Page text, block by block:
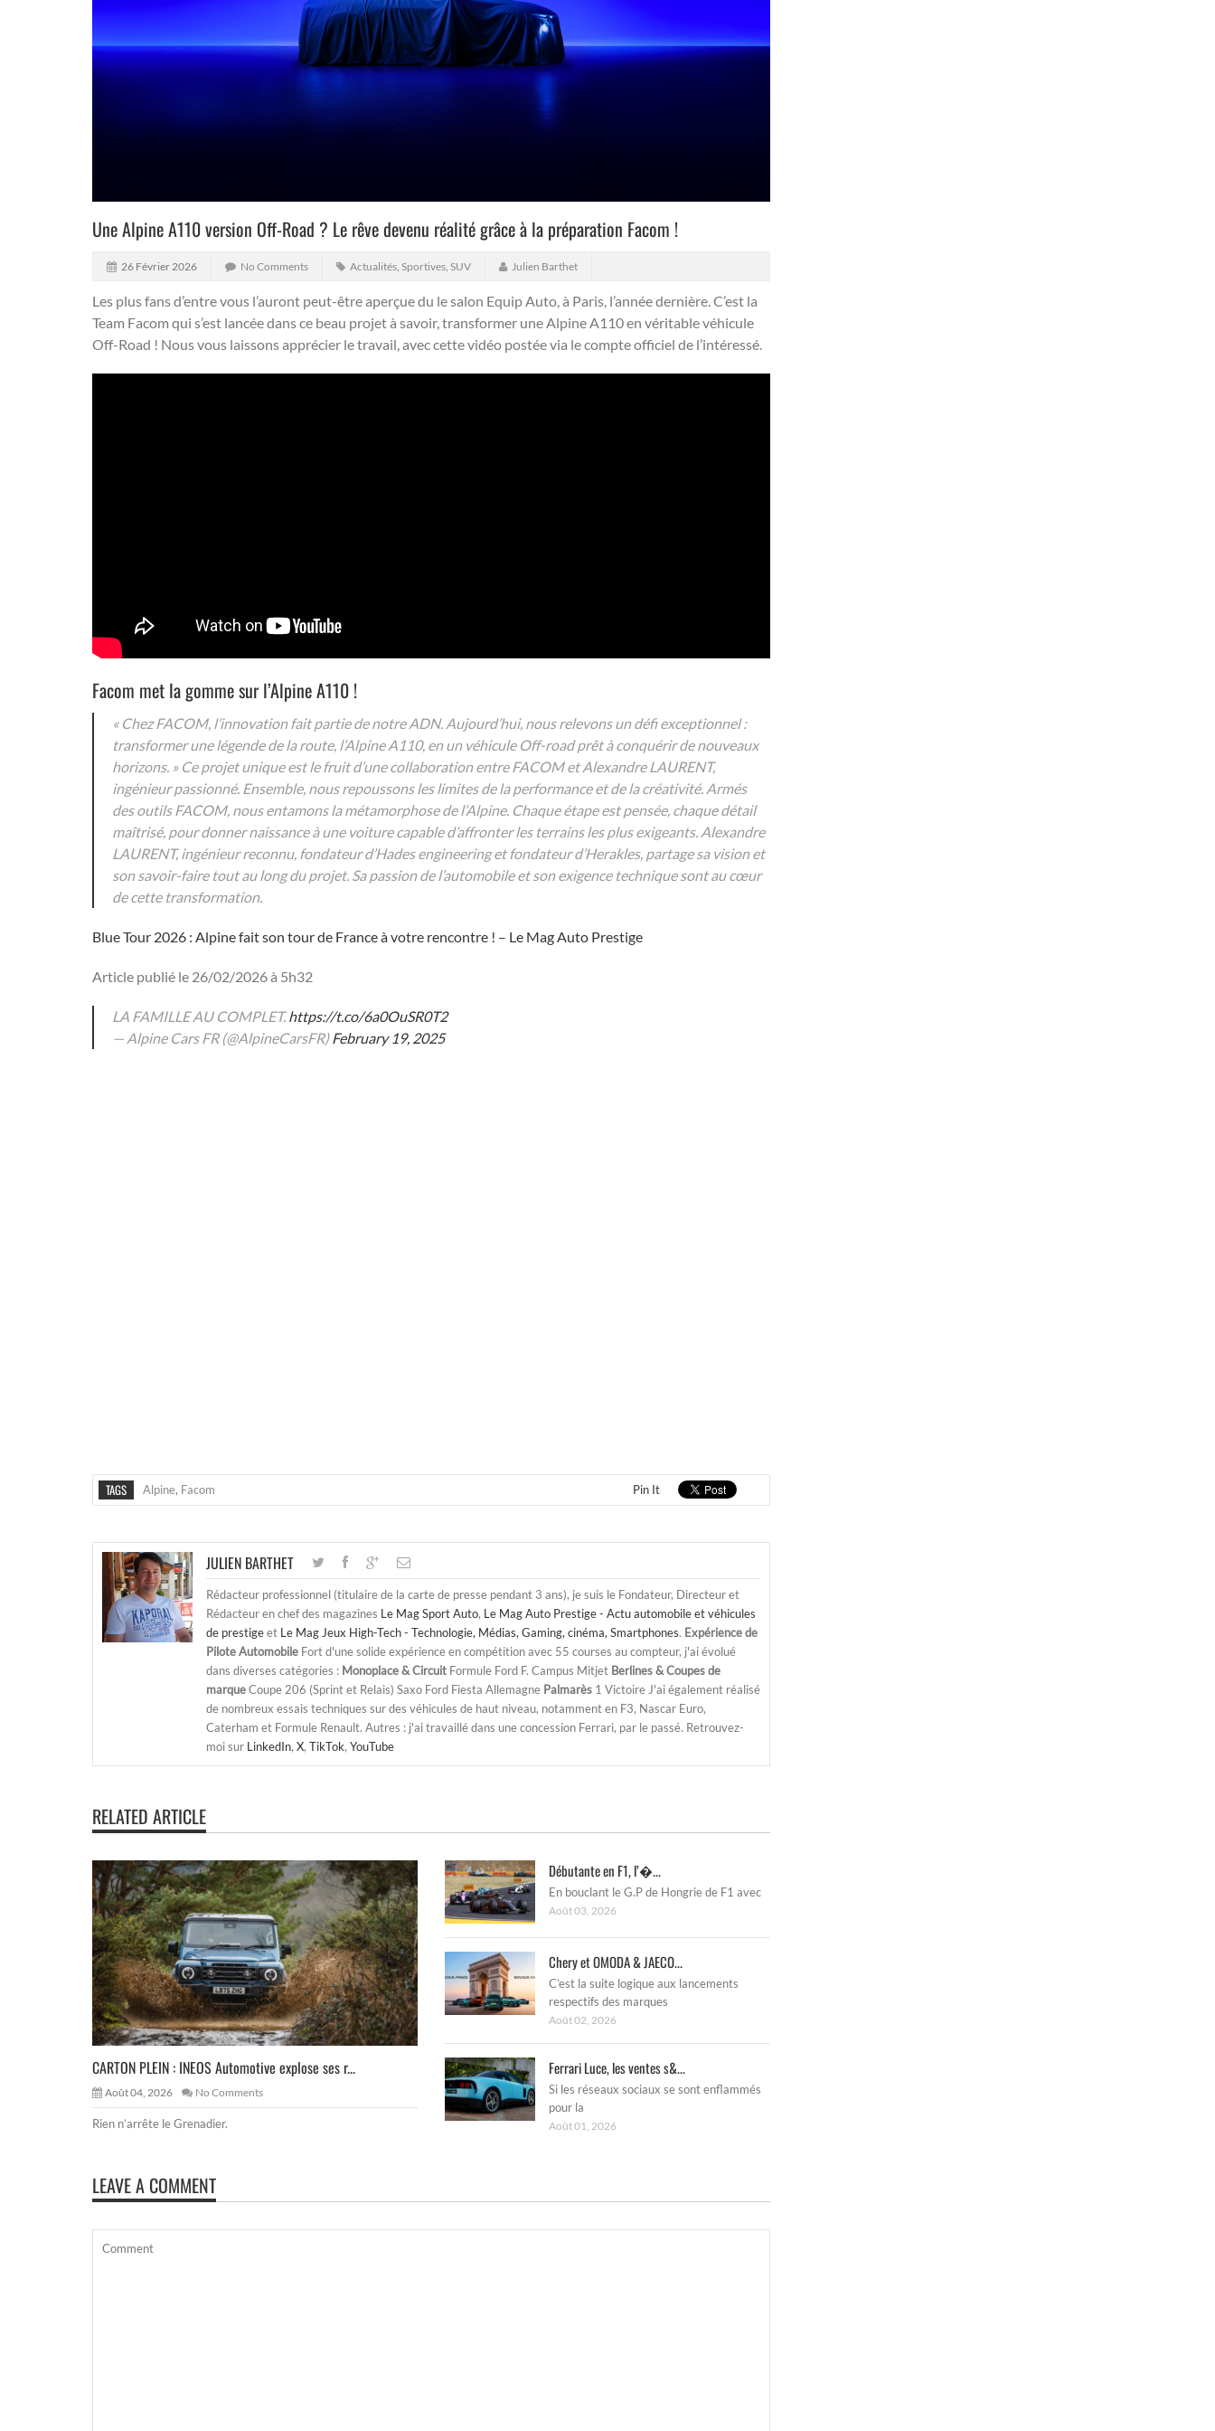
Une Alpine A110 version Off-Road ? Le rêve devenu réalité grâce à la préparation Facom !
26 Février 2026 No Comments Actualités, Sportives, SUV Julien Barthet
Les plus fans d’entre vous l’auront peut-être aperçue du le salon Equip Auto, à Paris, l’année dernière.C’est la
Team Facom qui s’est lancée dans ce beau projet à savoir, transformer une Alpine A110 en véritable véhicule
Off-Road ! Nous vous laissons apprécier le travail, avec cette vidéo postée via le compte officiel de l’intéressé.
Facom met la gomme sur l’Alpine A110 !
« Chez FACOM, l’innovation fait partie de notre ADN. Aujourd’hui, nous relevons un défi exceptionnel :
transformer une légende de la route, l’Alpine A110, en un véhicule Off-road prêt à conquérir de nouveaux
horizons. » Ce projet unique est le fruit d’une collaboration entre FACOM et Alexandre LAURENT,
ingénieur passionné. Ensemble, nous repoussons les limites de la performance et de la créativité. Armés
des outils FACOM, nous entamons la métamorphose de l’Alpine. Chaque étape est pensée, chaque détail
maîtrisé, pour donner naissance à une voiture capable d’affronter les terrains les plus exigeants. Alexandre
LAURENT, ingénieur reconnu, fondateur d’Hades engineering et fondateur d’Herakles, partage sa vision et
son savoir-faire tout au long du projet. Sa passion de l’automobile et son exigence technique sont au cœur
de cette transformation.
Blue Tour 2026 : Alpine fait son tour de France à votre rencontre ! – Le Mag Auto Prestige
Article publié le 26/02/2026 à 5h32
LA FAMILLE AU COMPLET.https://t.co/6a0OuSR0T2
— Alpine Cars FR (@AlpineCarsFR)February 19, 2025
TAGS Alpine, Facom Pin It
JULIEN BARTHET
Rédacteur professionnel (titulaire de la carte de presse pendant 3 ans), je suis le Fondateur, Directeur et
Rédacteur en chef des magazines Le Mag Sport Auto, Le Mag Auto Prestige - Actu automobile et véhicules
de prestigeet Le Mag Jeux High-Tech - Technologie, Médias, Gaming, cinéma, Smartphones. Expérience de
Pilote Automobile Fort d'une solide expérience en compétition avec 55 courses au compteur, j'ai évolué
dans diverses catégories : Monoplace & Circuit Formule Ford F. Campus Mitjet Berlines & Coupes de
marqueCoupe 206 (Sprint et Relais) Saxo Ford Fiesta Allemagne Palmarès 1 Victoire J'ai également réalisé
de nombreux essais techniques sur des véhicules de haut niveau, notamment en F3, Nascar Euro,
Caterham et Formule Renault. Autres : j'ai travaillé dans une concession Ferrari, par le passé. Retrouvez-
moi sur LinkedIn, X, TikTok, YouTube
RELATED ARTICLE
CARTON PLEIN : INEOS Automotive explose ses r...
Août 04, 2026 No Comments
Rien n’arrête le Grenadier.
Débutante en F1, l’�...
En bouclant le G.P de Hongrie de F1 avec
Août 03, 2026
Chery et OMODA & JAECO...
C’est la suite logique aux lancements
respectifs des marques
Août 02, 2026
Ferrari Luce, les ventes s&...
Si les réseaux sociaux se sont enflammés
pour la
Août 01, 2026
LEAVE A COMMENT